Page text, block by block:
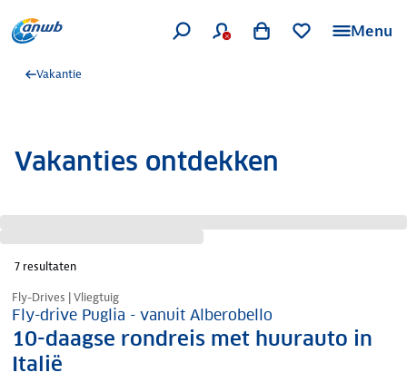
Menu
Vakantie
Vakanties ontdekken
7 resultaten
Nazomer korting
Fly-Drives | Vliegtuig
Fly-drive Puglia - vanuit Alberobello
10-daagse rondreis met huurauto in
Italië